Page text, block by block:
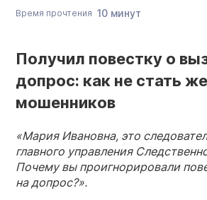
Время прочтения 10 минут
Получил повестку о
допрос: как не стать
мошенников
«Мария Ивановна, это
главного управления
Почему вы проигнорировали
на допрос?».